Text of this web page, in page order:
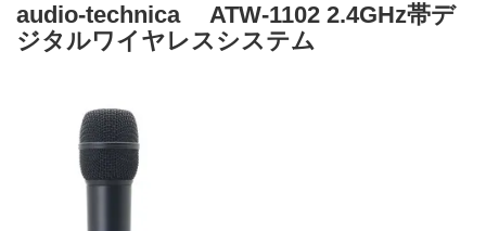
audio-technica ATW-1102 2.4GHz帯デ
ジタルワイヤレスシステム